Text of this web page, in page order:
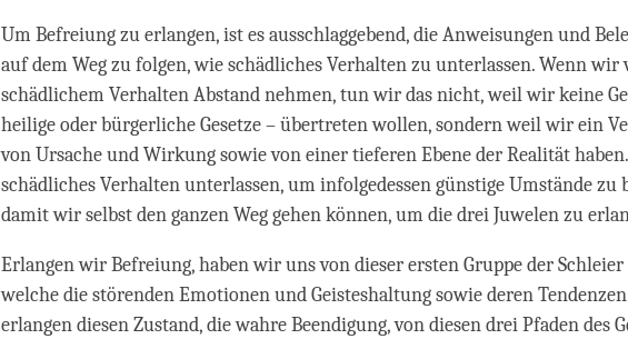
Um Befreiung zu erlangen, ist es ausschlaggebend, die Anweisungen und
auf dem Weg zu folgen, wie schädliches Verhalten zu unterlassen. Wenn wir
schädlichem Verhalten Abstand nehmen, tun wir das nicht, weil wir keine
heilige oder bürgerliche Gesetze – übertreten wollen, sondern weil wir ein
von Ursache und Wirkung sowie von einer tieferen Ebene der Realität
schädliches Verhalten unterlassen, um infolgedessen günstige Umstände zu
damit wir selbst den ganzen Weg gehen können, um die drei Juwelen zu
Erlangen wir Befreiung, haben wir uns von dieser ersten Gruppe der Schleier
welche die störenden Emotionen und Geisteshaltung sowie deren
erlangen diesen Zustand, die wahre Beendigung, von diesen drei Pfaden des